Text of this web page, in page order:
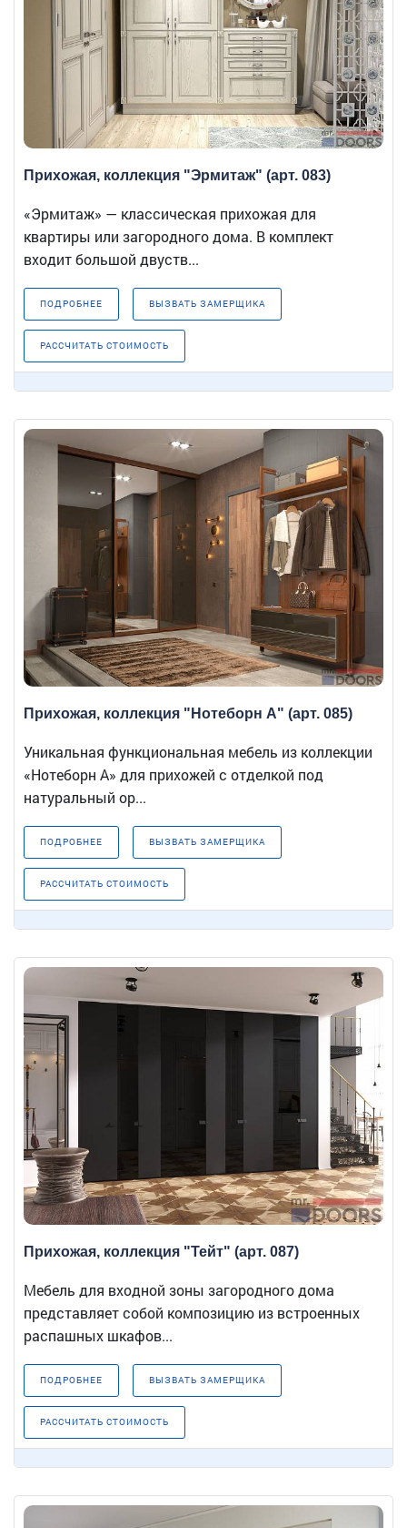
Прихожая, коллекция "Эрмитаж" (арт. 083)
«Эрмитаж» — классическая прихожая для
квартиры или загородного дома. В комплект
входит большой двуств...
ПОДРОБНЕЕ ВЫЗВАТЬ ЗАМЕРЩИКА
РАССЧИТАТЬ СТОИМОСТЬ
Прихожая, коллекция "Нотеборн А" (арт. 085)
Уникальная функциональная мебель из коллекции
«Нотеборн А» для прихожей с отделкой под
натуральный ор...
ПОДРОБНЕЕ ВЫЗВАТЬ ЗАМЕРЩИКА
РАССЧИТАТЬ СТОИМОСТЬ
Прихожая, коллекция "Тейт" (арт. 087)
Мебель для входной зоны загородного дома
представляет собой композицию из встроенных
распашных шкафов...
ПОДРОБНЕЕ ВЫЗВАТЬ ЗАМЕРЩИКА
РАССЧИТАТЬ СТОИМОСТЬ